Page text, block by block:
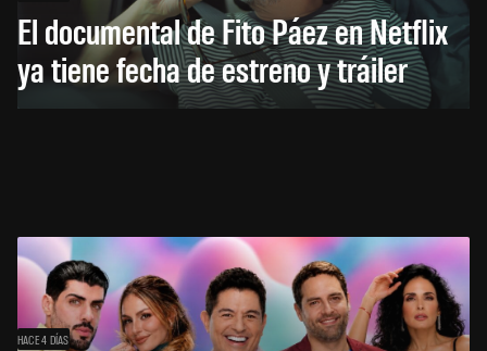
El documental de Fito Páez en Netflix
ya tiene fecha de estreno y tráiler
HACE 4 DÍAS